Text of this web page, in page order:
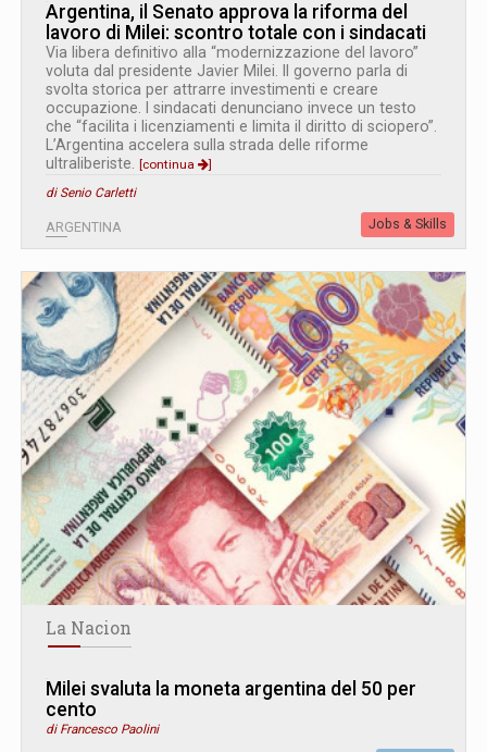
Argentina, il Senato approva la riforma del
lavoro di Milei: scontro totale con i sindacati
Via libera definitivo alla “modernizzazione del lavoro”
voluta dal presidente Javier Milei. Il governo parla di
svolta storica per attrarre investimenti e creare
occupazione. I sindacati denunciano invece un testo
che “facilita i licenziamenti e limita il diritto di sciopero”.
L’Argentina accelera sulla strada delle riforme
ultraliberiste.
[continua
]
di Senio Carletti
ARGENTINA Jobs & Skills
La Nacion
Milei svaluta la moneta argentina del 50 per
cento
di Francesco Paolini